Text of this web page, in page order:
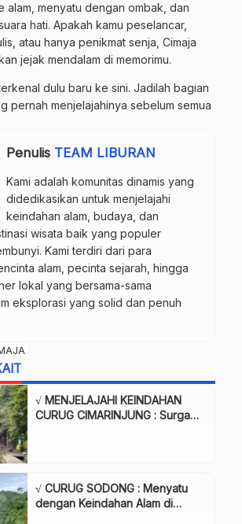
alam, menyatu dengan ombak, dan
hati. Apakah kamu peselancar,
atau hanya penikmat senja, Cimaja
jejak mendalam di memorimu.
dulu baru ke sini. Jadilah bagian
pernah menjelajahinya sebelum semua
Penulis TEAM LIBURAN
Kami adalah komunitas dinamis yang
didedikasikan untuk menjelajahi
keindahan alam, budaya, dan
wisata baik yang populer
Kami terdiri dari para
alam, pecinta sejarah, hingga
lokal yang bersama-sama
eksplorasi yang solid dan penuh
√ MENJELAJAHI KEINDAHAN
CURUG CIMARINJUNG : Surga
√ CURUG SODONG : Menyatu
dengan Keindahan Alam di